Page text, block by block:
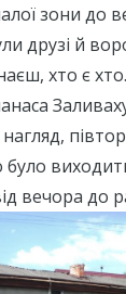
зони до
друзі й
хто є
було
вечора до